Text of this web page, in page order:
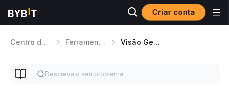
Criar conta
Centro de ajuda Ferramentas de Trading Visão Geral dos Tipos de Ordens